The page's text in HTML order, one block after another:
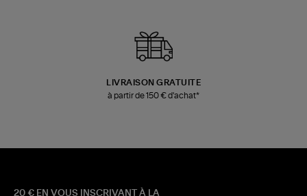
LIVRAISON GRATUITE
à partir de 150 € d'achat*
20 € EN VOUS INSCRIVANT À LA